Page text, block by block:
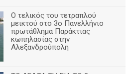
Ο τελικός του τετραπλού
μεικτού στο 3ο Πανελλήνιο
πρωτάθλημα Παράκτιας
κωπηλασίας στην
Αλεξανδρούπολη